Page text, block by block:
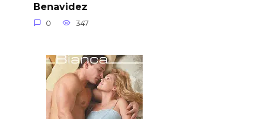
Benavidez
0 347